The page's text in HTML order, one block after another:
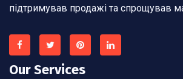
підтримував продажі та спрощував
Our Services